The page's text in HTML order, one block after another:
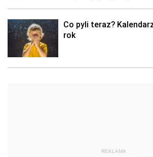
Co pyli teraz?
rok
REKLAMA